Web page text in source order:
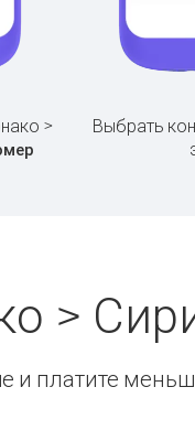
>
Выбрать
>
и платите